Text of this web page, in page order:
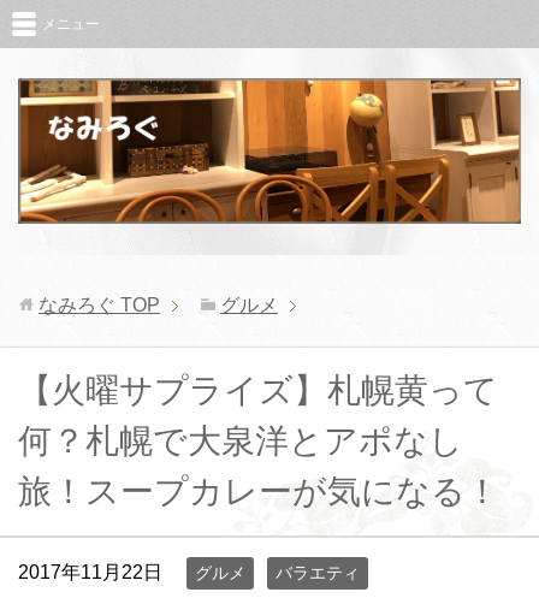
メニュー
なみろぐ TOP グルメ
【火曜サプライズ】札幌黄って
何？札幌で大泉洋とアポなし
旅！スープカレーが気になる！
2017年11月22日 グルメ バラエティ